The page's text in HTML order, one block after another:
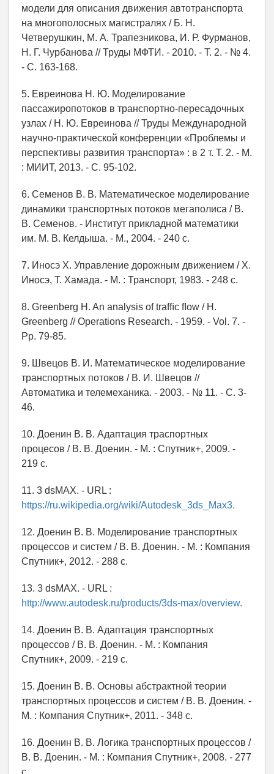
модели для описания движения автотранспорта
на многополосных магистралях / Б. Н.
Четверушкин, М. А. Трапезникова, И. Р. Фурманов,
Н. Г. Чурбанова // Труды МФТИ. - 2010. - Т. 2. - № 4.
- С. 163-168.
5. Евреинова Н. Ю. Моделирование
пассажиропотоков в транспортно-пересадочных
узлах / Н. Ю. Евреинова // Труды Международной
научно-практической конференции «Проблемы и
перспективы развития транспорта» : в 2 т. Т. 2. - М.
: МИИТ, 2013. - С. 95-102.
6. Семенов В. В. Математическое моделирование
динамики транспортных потоков мегаполиса / В.
В. Семенов. - Институт прикладной математики
им. М. В. Келдыша. - М., 2004. - 240 с.
7. Иносэ Х. Управление дорожным движением / Х.
Иносэ, Т. Хамада. - М. : Транспорт, 1983. - 248 с.
8. Greenberg H. An analysis of trafﬁc ﬂow / H.
Greenberg // Operations Research. - 1959. - Vol. 7. -
Pр. 79-85.
9. Швецов В. И. Математическое моделирование
транспортных потоков / В. И. Швецов //
Автоматика и телемеханика. - 2003. - № 11. - С. 3-
46.
10. Доенин В. В. Адаптация траспортных
процесов / В. В. Доенин. - М. : Спутник+, 2009. -
219 с.
11. 3 dsMAX. - URL :
https://ru.wikipedia.org/wiki/Autodesk_3ds_Max3.
12. Доенин В. В. Моделирование транспортных
процессов и систем / В. В. Доенин. - М. : Компания
Спутник+, 2012. - 288 с.
13. 3 dsMAX. - URL :
http://www.autodesk.ru/products/3ds-max/overview.
14. Доенин В. В. Адаптация транспортных
процессов / В. В. Доенин. - М. : Компания
Спутник+, 2009. - 219 с.
15. Доенин В. В. Основы абстрактной теории
транспортных процессов и систем / В. В. Доенин. -
М. : Компания Спутник+, 2011. - 348 с.
16. Доенин В. В. Логика транспортных процессов /
В. В. Доенин. - М. : Компания Спутник+, 2008. - 277